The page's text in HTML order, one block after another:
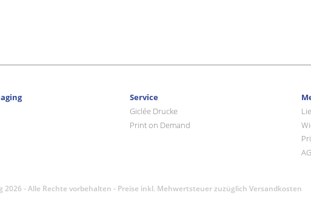
Service
Giclée Drucke
Print on Demand
- Alle Rechte vorbehalten - Preise inkl. Mehwertsteuer zuzüglich Versandkosten